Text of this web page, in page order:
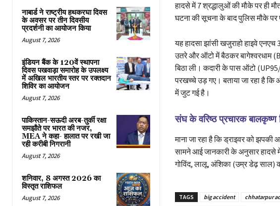
नाबार्ड ने राष्ट्रीय हथकरघा दिवस
के अवसर पर तीन दिवसीय
प्रदर्शनी का आयोजन किया
August 7, 2026
इंडियन बैंक के 120वें स्थापना
दिवस पखवाड़ा समारोह के उपलक्ष्य
में अखिल भारतीय स्तर पर रक्तदान
शिविर का आयोजन
August 7, 2026
पाकिस्तान-सऊदी अरब-तुर्की रक्षा
समझौते पर भारत की नजर,
MEA ने कहा- हालात पर रखी जा
रही करीबी निगरानी
August 7, 2026
शनिवार, 8 अगस्त 2026 का
विस्तृत राशिफल
August 7, 2026
हादसे में 7 श्रद्धालुओं की मौके पर ही
घटना की सूचना के बाद पुलिस मौके
यह हादसा झांसी खजुराहो हाइवे
उतरे और ऑटो में बैठकर बागेश्वरधाम
बिठा ली। कदारी के पास ऑटो
परखच्चे उड़ गए। बताया जा रहा है
में जुट गई है।
संघ के वरिष्ठ प्रचारक बालकृष्ण
माना जा रहा है कि ड्राइवर को
सामने आई जानकारी के अनुसार हादसे
गोविंद, लालू, अंशिका (उम्र डेढ़ साल)
TAGS big accident chhatarpur